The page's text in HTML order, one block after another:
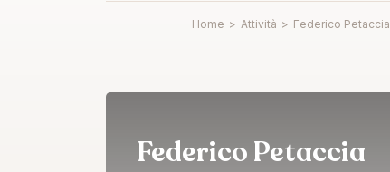
Home > Attività > Federico Petaccia
Federico Petaccia